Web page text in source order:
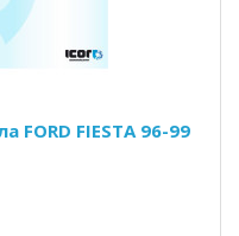
FIESTA 96-99